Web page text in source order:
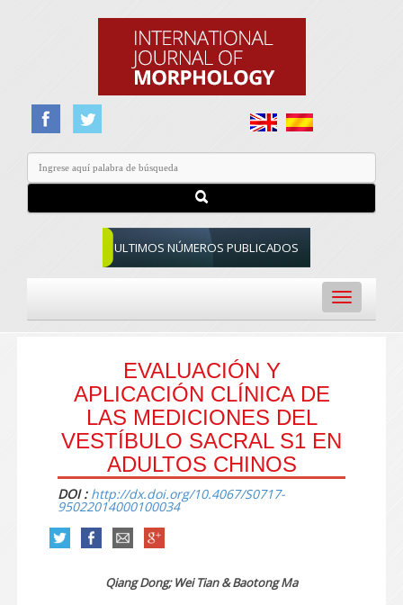
ULTIMOS NÚMEROS PUBLICADOS
Toggle
navigation
EVALUACIÓN Y
APLICACIÓN CLÍNICA DE
LAS MEDICIONES DEL
VESTÍBULO SACRAL S1 EN
ADULTOS CHINOS
DOI : http://dx.doi.org/10.4067/S0717-
95022014000100034
Qiang Dong; Wei Tian & Baotong Ma